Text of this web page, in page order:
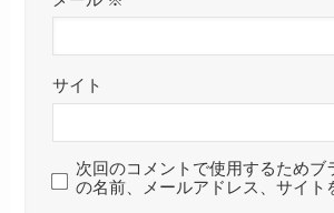
サイト
次回のコメントで使用するためブ
の名前、メールアドレス、サイト